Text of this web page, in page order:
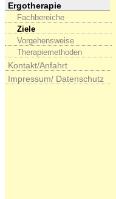
Ergotherapie
Fachbereiche
Ziele
Vorgehensweise
Therapiemethoden
Kontakt/Anfahrt
Impressum/ Datenschutz